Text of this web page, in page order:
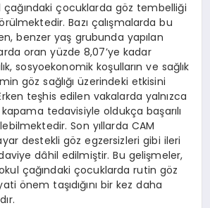
çağındaki çocuklarda göz tembelliği
Bazı çalışmalarda bu
benzer yaş grubunda yapılan
oran yüzde 8,07’ye kadar
sosyoekonomik koşulların ve sağlık
göz sağlığı üzerindeki etkisini
teşhis edilen vakalarda yalnızca
tedavisiyle oldukça başarılı
Son yıllarda CAM
destekli göz egzersizleri gibi ileri
dâhil edilmiştir. Bu gelişmeler,
çağındaki çocuklarda rutin göz
önem taşıdığını bir kez daha